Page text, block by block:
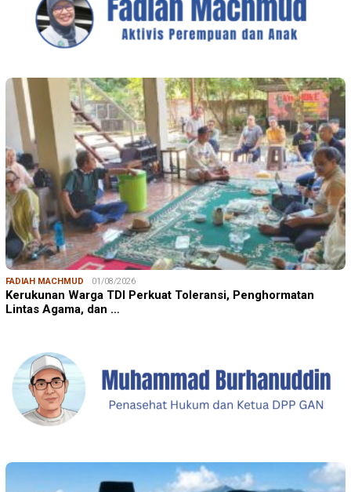
FADIAH MACHMUD 01/08/2026
Kerukunan Warga TDI Perkuat Toleransi, Penghormatan
Lintas Agama, dan …